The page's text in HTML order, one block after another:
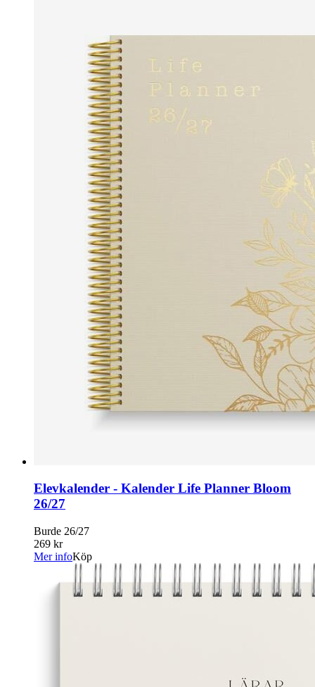
Elevkalender - Kalender Life Planner Bloom
26/27
Burde 26/27
269 kr
Mer infoKöp